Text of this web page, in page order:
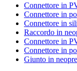
Connettore in
Connettore in
Connettore in
Raccordo in
Connettore in
Connettore in
Giunto in